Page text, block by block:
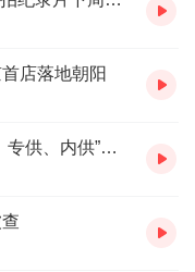
30个物件形成专题，
发挥媒体的记录和传
将以故事化的报道手
店落地朝阳
鹤壁市市场监管局：勿选购带“特供、专供、内供”等标识白酒